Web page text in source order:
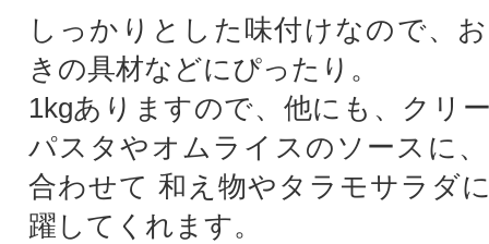
しっかりとした味付けなので、
きの具材などにぴったり。
1kgありますので、他にも、クリ
パスタやオムライスのソースに
合わせて 和え物やタラモサラダ
躍してくれます。